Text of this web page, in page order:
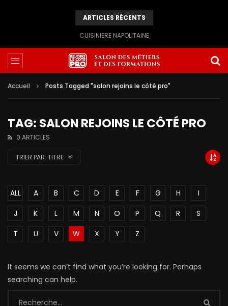
ARTICLES RÉCENTS
CUISINIERE NAPOLITAINE
Accueil Posts Tagged "salon rejoins le côté pro"
TAG: SALON REJOINS LE CÔTÉ PRO
0 ARTICLES
TRIER PAR: TITRE
ALL A B C D E F G H
I
J
K L M N O P Q R
S
T
U V W X Y Z
It seems we can’t find what you’re looking for. Perhaps
searching can help.